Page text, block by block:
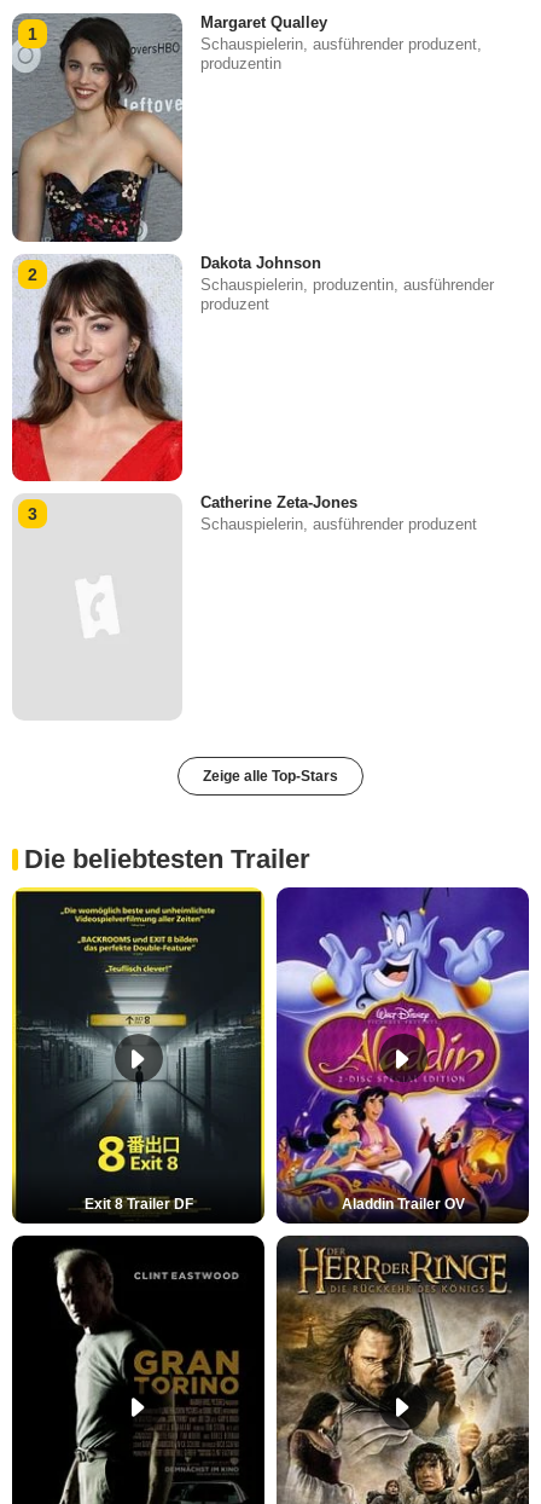
1
Margaret Qualley
Schauspielerin, ausführender produzent,
produzentin
2
Dakota Johnson
Schauspielerin, produzentin, ausführender
produzent
3
Catherine Zeta-Jones
Schauspielerin, ausführender produzent
Zeige alle Top-Stars
Die beliebtesten Trailer
Exit 8 Trailer DF Aladdin Trailer OV